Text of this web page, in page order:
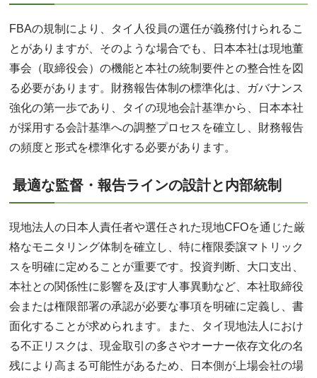
FBAの規制により、タイ人役員の選任が義務付けられるこ
とがありますが、そのような場合でも、日本本社は現地董
事会（取締役会）の機能と本社の統制要件との整合性を図
る必要があります。財務報告体制の標準化は、ガバナンス
強化の第一歩であり、タイの現地会計基準から、日本本社
が採用する会計基準への調整プロセスを確立し、財務報告
の頻度と形式を標準化する必要があります。
最適な監督・報告ラインの設計と内部統制
現地法人の日本人責任者や選任された現地CFOを通じた厳
格なモニタリング体制を確立し、特に権限委譲マトリック
スを明確に定めることが重要です。投資判断、大口支出、
本社との関係性に影響を及ぼす人事異動など、本社取締役
会または権限部署の承認が必要な事項を明確に定義し、書
面化することが求められます。また、タイ現地法人におけ
る不正リスクは、現金取引の多さやオーナー依存文化の名
残により高まる可能性があるため、日本側が上場会社の場